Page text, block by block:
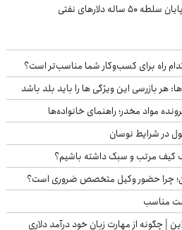
دلارهای نفتی
راه برای کسب‌وکار شما مناسب‌تر است؟
هر بازرسی این ویژگی ها را باید بلد باشد
در شرایط نوسان
کیف مرتب و سبک داشته باشیم؟
چرا حضور وکیل متخصص ضروری است؟
مناسب
| چگونه از مهارت زبان خود درآمد دلاری